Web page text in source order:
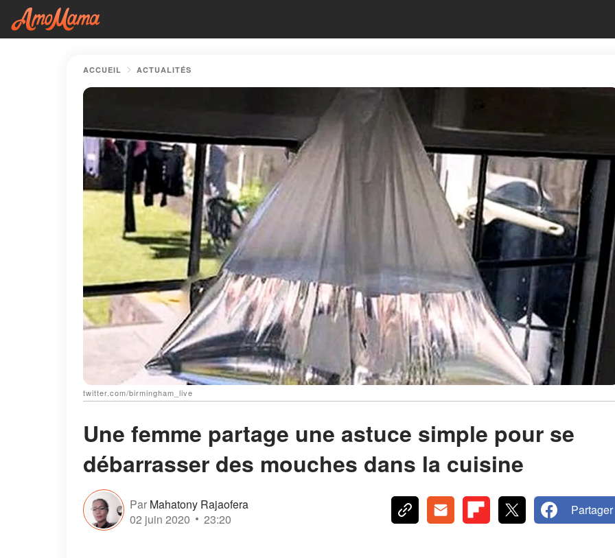
ACCUEIL ACTUALITÉS
twitter.com/birmingham_live
Une femme partage une astuce simple pour se
débarrasser des mouches dans la cuisine
Par Mahatony Rajaofera
02 juin 2020
23:20
Partager